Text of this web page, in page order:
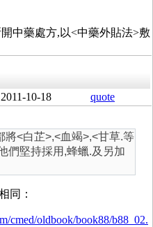
中藥處方,以<中藥外貼法>敷
2011-10-18 quote
<白芷>,<血竭>,<甘草.等
們堅持採用,蜂蠟.及另加
同：
cmed/oldbook/book88/b88_02.